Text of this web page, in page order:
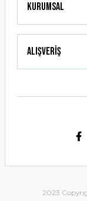
Kurumsal
Alışveriş
2023